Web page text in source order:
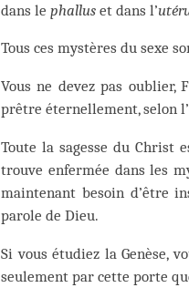
dans le phallus et dans l’
Tous ces mystères du sexe
Vous ne devez pas
prêtre éternellement, selon
Toute la sagesse du Christ
trouve enfermée dans les
maintenant besoin d’être
parole de Dieu.
Si vous étudiez la Genèse,
seulement par cette porte